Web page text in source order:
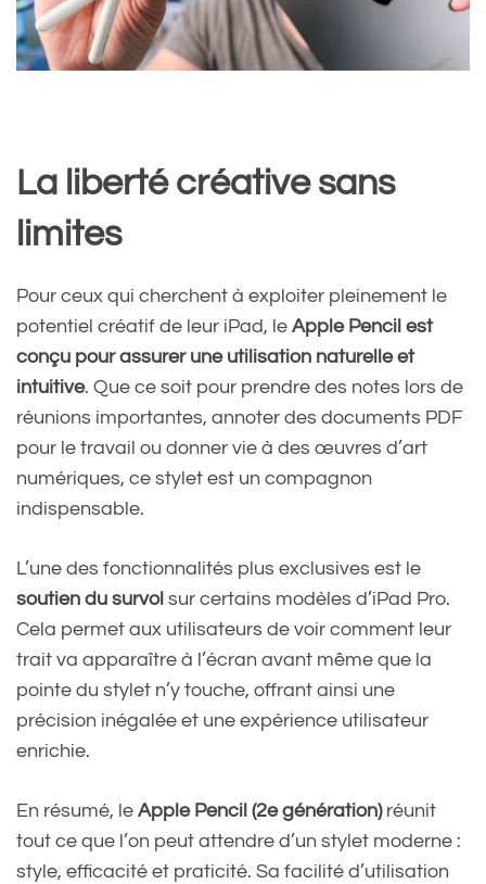
La liberté créative sans
limites
Pour ceux qui cherchent à exploiter pleinement le
potentiel créatif de leur iPad, le Apple Pencil est
conçu pour assurer une utilisation naturelle et
intuitive. Que ce soit pour prendre des notes lors de
réunions importantes, annoter des documents PDF
pour le travail ou donner vie à des œuvres d’art
numériques, ce stylet est un compagnon
indispensable.
L’une des fonctionnalités plus exclusives est le
soutien du survol sur certains modèles d’iPad Pro.
Cela permet aux utilisateurs de voir comment leur
trait va apparaître à l’écran avant même que la
pointe du stylet n’y touche, offrant ainsi une
précision inégalée et une expérience utilisateur
enrichie.
En résumé, le Apple Pencil (2e génération)réunit
tout ce que l’on peut attendre d’un stylet moderne :
style, efficacité et praticité. Sa facilité d’utilisation